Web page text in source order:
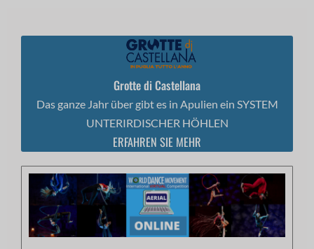
Grotte di Castellana
Das ganze Jahr über gibt es in Apulien ein SYSTEM
UNTERIRDISCHER HÖHLEN
ERFAHREN SIE MEHR